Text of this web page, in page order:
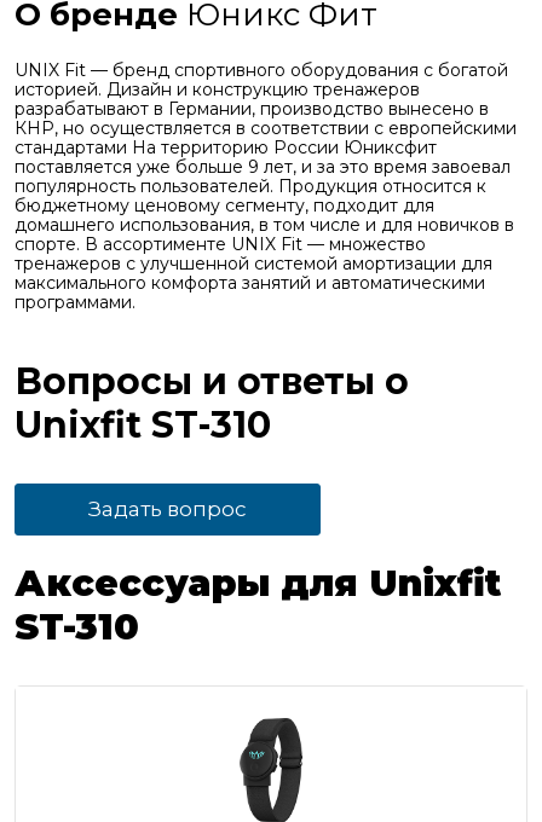
О бренде Юникс Фит
UNIX Fit — бренд спортивного оборудования с богатой
историей. Дизайн и конструкцию тренажеров
разрабатывают в Германии, производство вынесено в
КНР, но осуществляется в соответствии с европейскими
стандартами На территорию России Юниксфит
поставляется уже больше 9 лет, и за это время завоевал
популярность пользователей. Продукция относится к
бюджетному ценовому сегменту, подходит для
домашнего использования, в том числе и для новичков в
спорте. В ассортименте UNIX Fit — множество
тренажеров с улучшенной системой амортизации для
максимального комфорта занятий и автоматическими
программами.
Вопросы и ответы о
Unixfit ST-310
Задать вопрос
Аксессуары для Unixfit
ST-310